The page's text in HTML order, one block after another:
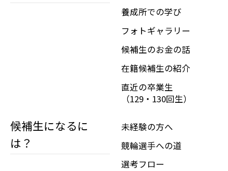
養成所での学び
フォトギャラリー
候補生のお金の話
在籍候補生の紹介
直近の卒業生
（129・130回生）
候補生になるに
は？
未経験の方へ
競輪選手への道
選考フロー